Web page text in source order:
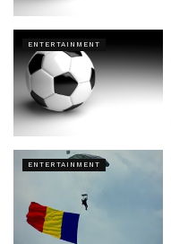
ENTERTAINMENT
ENTERTAINMENT